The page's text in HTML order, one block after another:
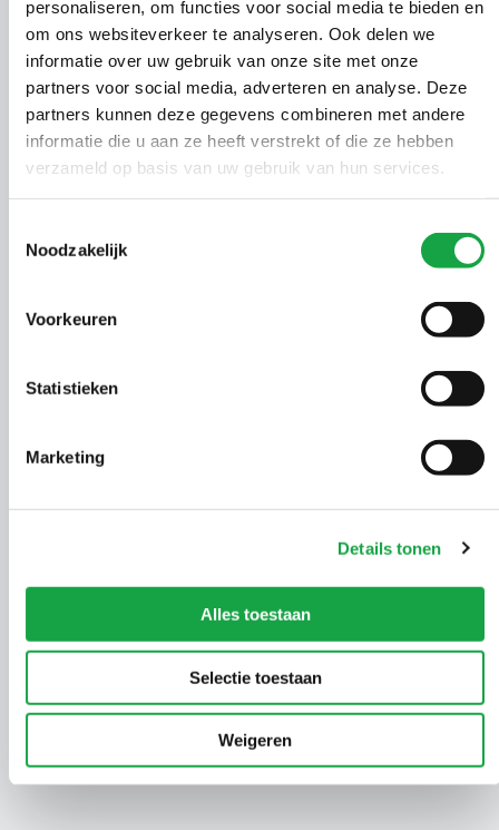
personaliseren, om functies voor social media te bieden en
om ons websiteverkeer te analyseren. Ook delen we
informatie over uw gebruik van onze site met onze
partners voor social media, adverteren en analyse. Deze
partners kunnen deze gegevens combineren met andere
informatie die u aan ze heeft verstrekt of die ze hebben
verzameld op basis van uw gebruik van hun services.
Noodzakelijk
Voorkeuren
Statistieken
Marketing
Details tonen
Alles toestaan
Selectie toestaan
Weigeren
ng
Technische problemen of
digitale formulier of werkt deze niet naar behoren?
Neemt u dan contact op met
eloketbeheer@odh.nl.
formulier dan horen wij dat graag zodat we ons
naarvergunningen@odh.nl